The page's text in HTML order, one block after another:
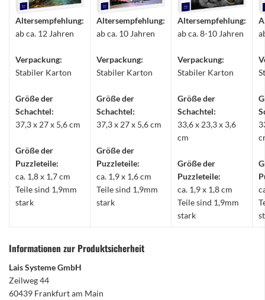
Altersempfehlung:
ab ca. 12 Jahren
Verpackung:
Stabiler Karton
Größe der
Schachtel:
37,3 x 27 x 5,6 cm
Größe der
Puzzleteile:
ca. 1,8 x 1,7 cm
Teile sind 1,9mm
stark
Altersempfehlung:
ab ca. 10 Jahren
Verpackung:
Stabiler Karton
Größe der
Schachtel:
37,3 x 27 x 5,6 cm
Größe der
Puzzleteile:
ca. 1,9 x 1,6 cm
Teile sind 1,9mm
stark
Altersempfehlung:
ab ca. 8-10 Jahren
Verpackung:
Stabiler Karton
Größe der
Schachtel:
33,6 x 23,3 x 3,6
cm
Größe der
Puzzleteile:
ca. 1,9 x 1,8 cm
Teile sind 1,9mm
stark
Informationen zur Produktsicherheit
Lais Systeme GmbH
Zeilweg 44
60439 Frankfurt am Main